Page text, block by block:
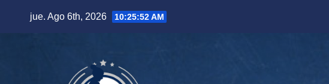
jue. Ago 6th, 2026 10:25:54 AM